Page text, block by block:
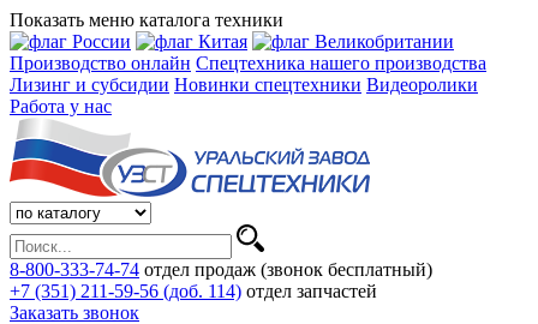
Показать меню каталога техники
Производство онлайн Спецтехника нашего производства
Лизинг и субсидии Новинки спецтехники Видеоролики
Работа у нас
8-800-333-74-74 отдел продаж (звонок бесплатный)
+7 (351) 211-59-56 (доб. 114) отдел запчастей
Заказать звонок